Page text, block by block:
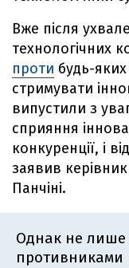
Вже після
технологічних
проти будь-
стримувати
випустили з
сприяння
конкуренції, і
заявив
Панчіні.
Однак не лише
противниками